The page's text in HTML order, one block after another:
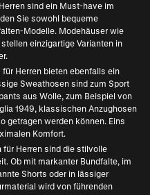
sind ein Must-have im
Sie sowohl bequeme
Modelle. Modehäuser wie
einzigartige Varianten in
für Herren bieten ebenfalls ein
Sweathosen sind zum Sport
aus Wolle, zum Beispiel von
1949, klassischen Anzughosen
getragen werden können. Eins
Komfort.
für Herren sind die stilvolle
Ob mit markanter Bundfalte, im
Shorts oder in lässiger
wird von führenden